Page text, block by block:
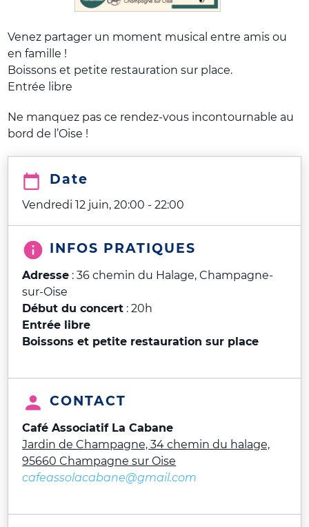
Venez partager un moment musical entre amis ou
en famille !
Boissons et petite restauration sur place.
Entrée libre
Ne manquez pas ce rendez-vous incontournable au
bord de l’Oise !
Date
Vendredi 12 juin, 20:00 -22:00
INFOS PRATIQUES
Adresse : 36 chemin du Halage, Champagne-
sur-Oise
Début du concert : 20h
Entrée libre
Boissons et petite restauration sur place
CONTACT
Café Associatif La Cabane
Jardin de Champagne, 34 chemin du halage,
95660 Champagne sur Oise
cafeassolacabane@gmail.com